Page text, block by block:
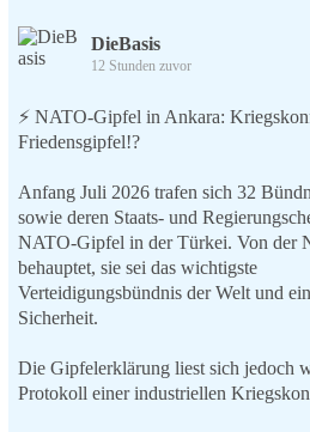
DieBasis
12 Stunden zuvor
⚡️ NATO-Gipfel in Ankara:
Friedensgipfel!?
Anfang Juli 2026 trafen sich 32
sowie deren Staats- und
NATO-Gipfel in der Türkei. Von der
behauptet, sie sei das wichtigste
Verteidigungsbündnis der Welt und
Sicherheit.
Die Gipfelerklärung liest sich jedoch
Protokoll einer industriellen